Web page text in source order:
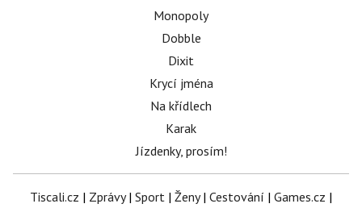
Monopoly
Dobble
Dixit
Krycí jména
Na křídlech
Karak
Jízdenky, prosím!
Tiscali.cz | Zprávy| Sport | Ženy| Cestování | Games.cz |